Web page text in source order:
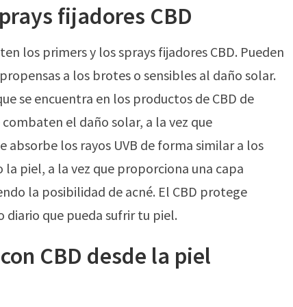
fijadores CBD
los primers y los sprays fijadores CBD. Pueden
a los brotes o sensibles al daño solar.
se encuentra en los productos de CBD de
el daño solar, a la vez que
los rayos UVB de forma similar a los
piel, a la vez que proporciona una capa
la posibilidad de acné. El CBD protege
que pueda sufrir tu piel.
CBD desde la piel